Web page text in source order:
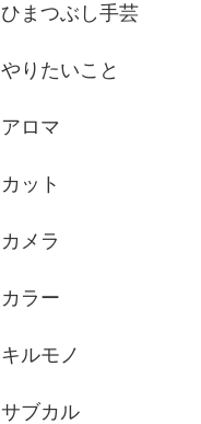
ひまつぶし手芸
やりたいこと
アロマ
カット
カメラ
カラー
キルモノ
サブカル